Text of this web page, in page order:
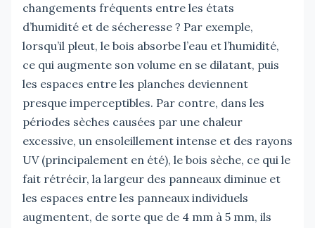
changements fréquents entre les états
d’humidité et de sécheresse ? Par exemple,
lorsqu’il pleut, le bois absorbe l’eau et l’humidité,
ce qui augmente son volume en se dilatant, puis
les espaces entre les planches deviennent
presque imperceptibles. Par contre, dans les
périodes sèches causées par une chaleur
excessive, un ensoleillement intense et des rayons
UV (principalement en été), le bois sèche, ce qui le
fait rétrécir, la largeur des panneaux diminue et
les espaces entre les panneaux individuels
augmentent, de sorte que de 4 mm à 5 mm, ils